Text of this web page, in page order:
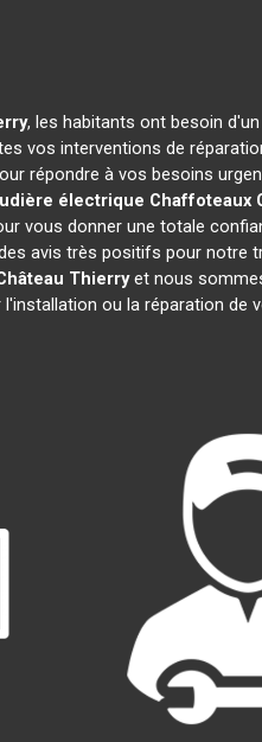
, les habitants ont besoin
vos interventions de
répondre à vos besoins
électrique Chaffoteaux
vous donner une totale
avis très positifs pour notre
Thierryet nous
ou la réparation de